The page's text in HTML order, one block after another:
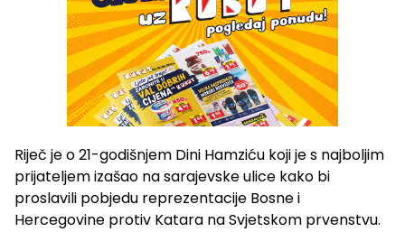
Riječ je o 21-godišnjem Dini Hamziću koji je s najboljim
prijateljem izašao na sarajevske ulice kako bi
proslavili pobjedu reprezentacije Bosne i
Hercegovine protiv Katara na Svjetskom prvenstvu.